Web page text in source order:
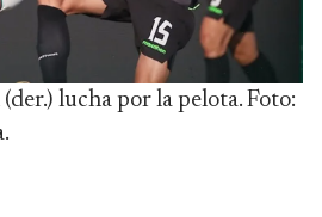
lucha por la pelota. Foto: